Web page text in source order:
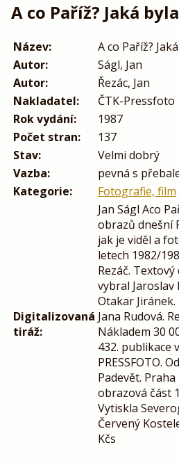
A co Paříž? Jaká
Název:
A co Paříž?
Autor:
Ságl, Jan
Autor:
Řezác, Jan
Nakladatel:
ČTK-Pressfoto
Rok vydání:
1987
Počet stran:
137
Stav:
Velmi dobrý
Vazba:
pevná s
Kategorie:
Fotografie, film
Digitalizovaná
tiráž:
Jan Ságl Aco
obrazů dnešní
jak je viděl a
letech 1982/
Rezáč.
vybral Jaroslav
Otakar
Jana Rudová.
Nákladem 30
432. publikace
PRESSFOTO.
Padevět.
obrazová část
Vytiskla
Červený
Kčs